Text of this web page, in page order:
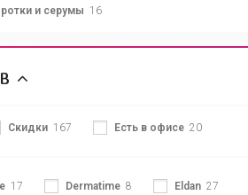
и серумы 16
Скидки 167 Есть в офисе 20
17 Dermatime 8 Eldan 27